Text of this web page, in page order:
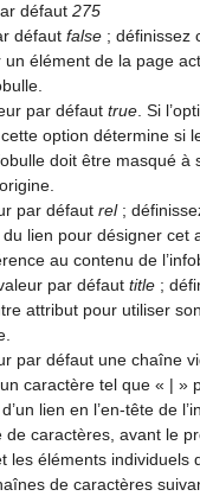
défaut 275
défaut false; définissez
élément de la page
par défaut true. Si
option détermine si
doit être masqué à
par défaut rel;
lien pour désigner cet
au contenu de
par défaut title;
attribut pour utiliser
par défaut une chaîne
caractère tel que « | »
lien en l’en-tête de
de caractères, avant le
les éléments individuels
de caractères